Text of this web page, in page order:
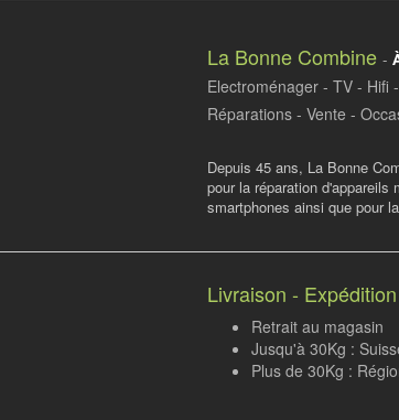
La Bonne Combine -
Electroménager - TV - Hifi
Réparations - Vente -
Depuis 45 ans, La Bonne
pour la réparation d'appareils
smartphones ainsi que pour
Livraison - Expédition
Retrait au magasin
Jusqu'à 30Kg :
Plus de 30Kg :